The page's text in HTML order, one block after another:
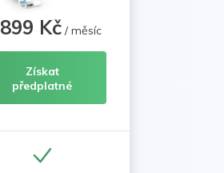
899 Kč / měsíc
Získat
předplatné